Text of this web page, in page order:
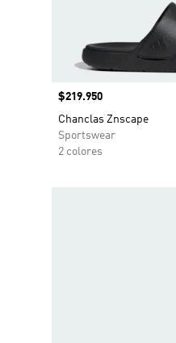
Precio
$219.950
Chanclas Znscape
Sportswear
2 colores